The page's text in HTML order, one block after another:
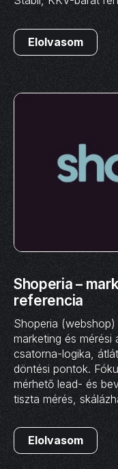
Elolvasom
Shoperia –
referencia
Shoperia
marketing és mérési
csatorna-logika,
döntési pontok.
mérhető lead- és
tiszta mérés,
Elolvasom